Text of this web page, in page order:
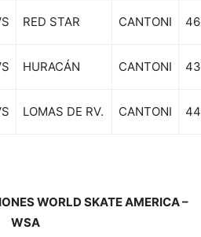
RED STAR CANTONI 46
HURACÁN CANTONI 43
LOMAS DE RV. CANTONI 44
WORLD SKATE AMERICA –
WSA